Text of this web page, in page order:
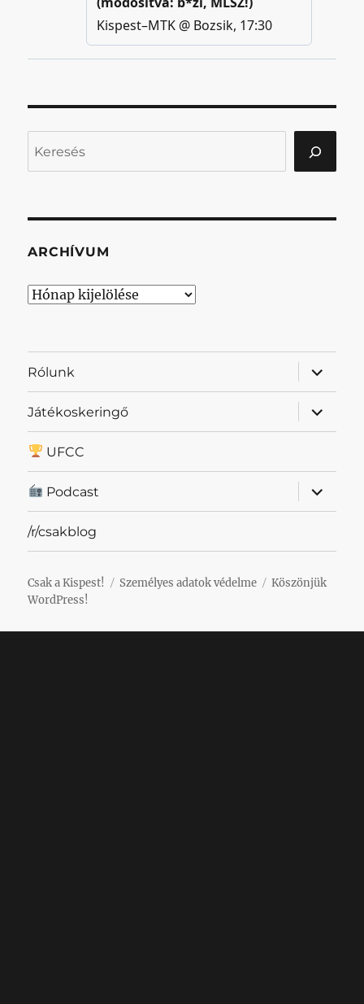
ARCHÍVUM
Archívum
Rólunk
almenü
Játékoskeringő
almenü
UFCC
Podcast
almenü
/r/csakblog
Csak a Kispest! Személyes adatok védelme
Köszönjük
WordPress!